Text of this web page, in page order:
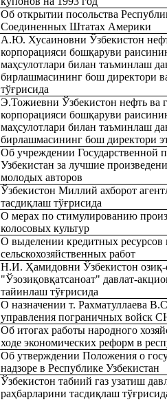
Об открытии посольства
Соединенных Штатах Америки
А.Ю. Хусаиновни Ўзбекистон
корпорацияси бошқаруви
маҳсулотлари билан таъминлаш
бирлашмасининг бош директори
тўғрисида
Э.Тожиевни Ўзбекистон нефть ва
корпорацияси бошқаруви
маҳсулотлари билан таъминлаш
бирлашмасининг бош директори
Об учреждении Государственной
Узбекистан за лучшие
молодых авторов
Ўзбекистон Миллий ахборот
тасдиқлаш тўғрисида
О мерах по стимулированию
колосовых культур
О выделении кредитных ресурсов
сельскохозяйственных работ
Н.И. Ҳамидовни Ўзбекистон озиқ
"Ўзозиқовқатсаноат" давлат-
тайинлаш тўғрисида
О назначении т. Рахматуллаева
управления пограничных войск
Об итогах работы народного
ходе экономических реформ в
Об утверждении Положения о
надзоре в Республике Узбекистан
Ўзбекистон табиий газ узатиш
раҳбарларини тасдиқлаш тўғ